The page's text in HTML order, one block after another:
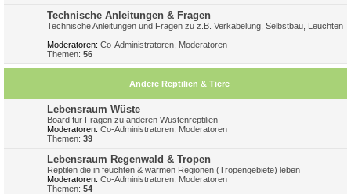
Technische Anleitungen & Fragen
Technische Anleitungen und Fragen zu z.B. Verkabelung, Selbstbau, Leuchten
Moderatoren: Co-Administratoren Moderatoren
Themen: 56
Andere Reptilien & Tiere
Lebensraum Wüste
Board für Fragen zu anderen Wüstenreptilien
Moderatoren: Co-Administratoren Moderatoren
Themen: 39
Lebensraum Regenwald & Tropen
Reptilen die in feuchten & warmen Regionen (Tropengebiete) leben
Moderatoren: Co-Administratoren Moderatoren
Themen: 54